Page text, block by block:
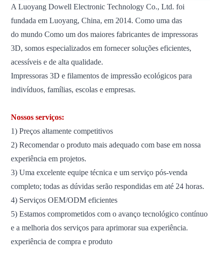
A Luoyang Dowell Electronic Technology Co., Ltd. foi
fundada em Luoyang, China, em 2014. Como uma das
do mundo Como um dos maiores fabricantes de impressoras
3D, somos especializados em fornecer soluções eficientes,
acessíveis e de alta qualidade.
Impressoras 3D e filamentos de impressão ecológicos para
indivíduos, famílias, escolas e empresas.
Nossos serviços:
1) Preços altamente competitivos
2) Recomendar o produto mais adequado com base em nossa
experiência em projetos.
3) Uma excelente equipe técnica e um serviço pós-venda
completo; todas as dúvidas serão respondidas em até 24 horas.
4) Serviços OEM/ODM eficientes
5) Estamos comprometidos com o avanço tecnológico contínuo
e a melhoria dos serviços para aprimorar sua experiência.
experiência de compra e produto